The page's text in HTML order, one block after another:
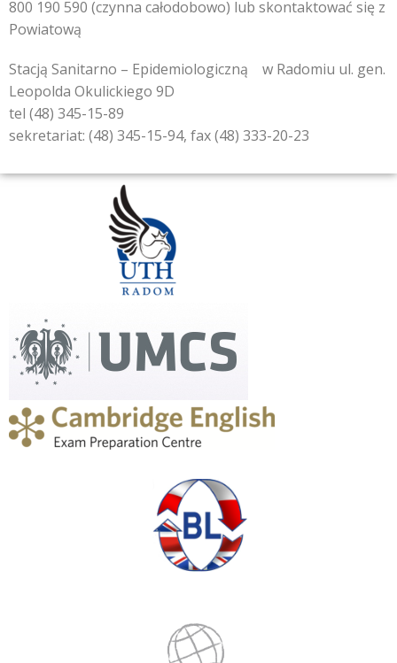
800 190 590 (czynna całodobowo) lub skontaktować się z
Powiatową
Stacją Sanitarno – Epidemiologiczną w Radomiu ul. gen.
Leopolda Okulickiego 9D
tel (48) 345-15-89
sekretariat: (48) 345-15-94, fax (48) 333-20-23